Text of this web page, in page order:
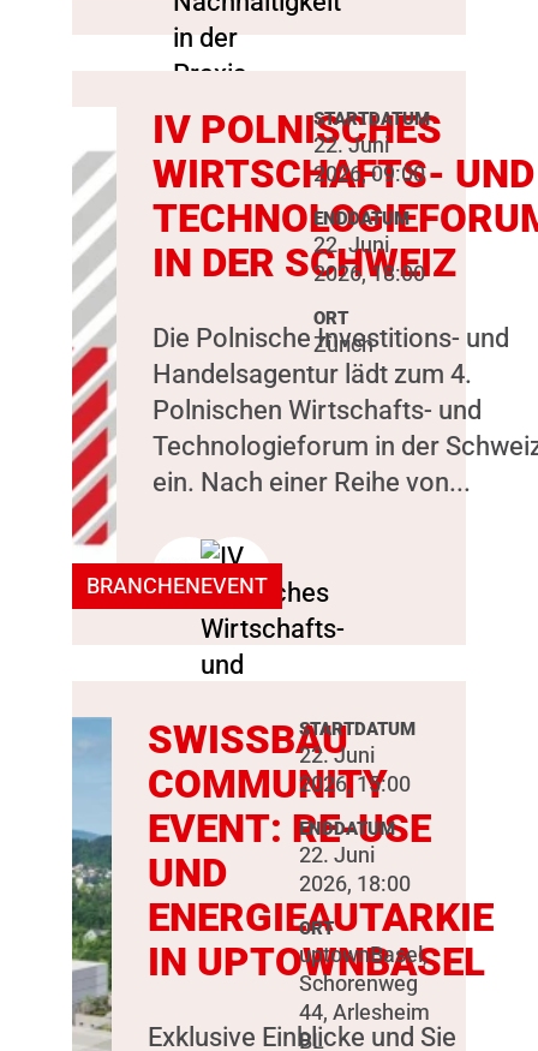
BRANCHENEVENT
IV POLNISCHES
WIRTSCHAFTS- UND
IN DER SCHWEIZ
Die Polnische Investitions- und
Handelsagentur lädt zum 4.
Polnischen Wirtschafts- und
Technologieforum in der
ein. Nach einer Reihe von...
STARTDATUM
22. Juni
2026, 09:00
ENDDATUM
22. Juni
2026, 18:00
ORT
Zürich
SWISSBAU
COMMUNITY
EVENT: RE-USE
UND
ENERGIEAUTARKIE
IN UPTOWNBASEL
Exklusive Einblicke und Sie
STARTDATUM
22. Juni
2026, 15:00
ENDDATUM
22. Juni
2026, 18:00
ORT
uptownBasel,
Schorenweg
44, Arlesheim
BL